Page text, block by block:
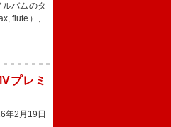
バムのタ
flute）、
プレミ
年2月19日